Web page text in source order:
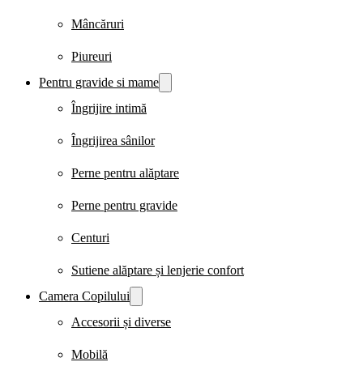
Mâncăruri
Piureuri
Pentru gravide si mame
Îngrijire intimă
Îngrijirea sânilor
Perne pentru alăptare
Perne pentru gravide
Centuri
Sutiene alăptare și lenjerie confort
Camera Copilului
Accesorii și diverse
Mobilă